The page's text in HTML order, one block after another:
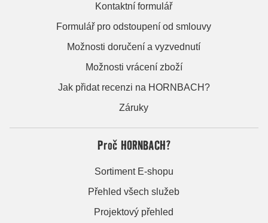
Kontaktní formulář
Formulář pro odstoupení od smlouvy
Možnosti doručení a vyzvednutí
Možnosti vrácení zboží
Jak přidat recenzi na HORNBACH?
Záruky
Proč HORNBACH?
Sortiment E-shopu
Přehled všech služeb
Projektový přehled